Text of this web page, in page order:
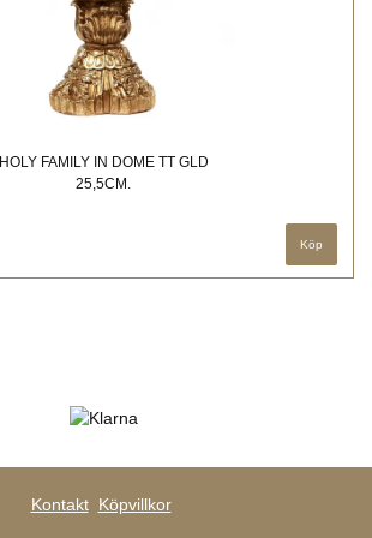
HOLY FAMILY IN DOME TT GLD
25,5CM.
Kontakt Köpvillkor